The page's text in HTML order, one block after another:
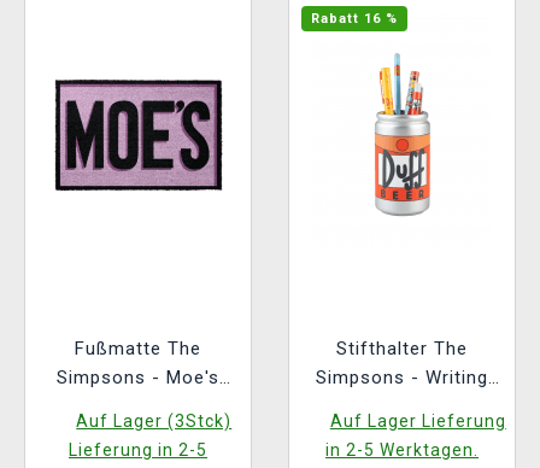
Fußmatte The
Simpsons - Moe's
Auf Lager (3Stck)
Lieferung in 2-5
Rabatt 16 %
Stifthalter The
Simpsons - Writing
Auf Lager Lieferung
in 2-5 Werktagen.